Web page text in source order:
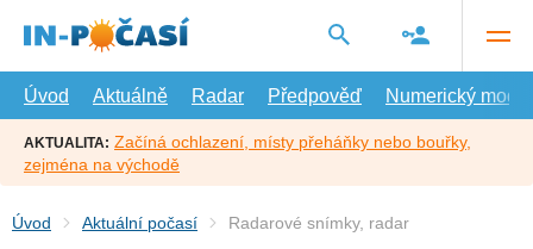
hlavní
Úvod
Aktuálně Radar Předpověď Numerický model
AKTUALITA: Začíná ochlazení, místy přeháňky nebo bouřky,
zejména na východě
Úvod Aktuální počasí Radarové snímky, radar